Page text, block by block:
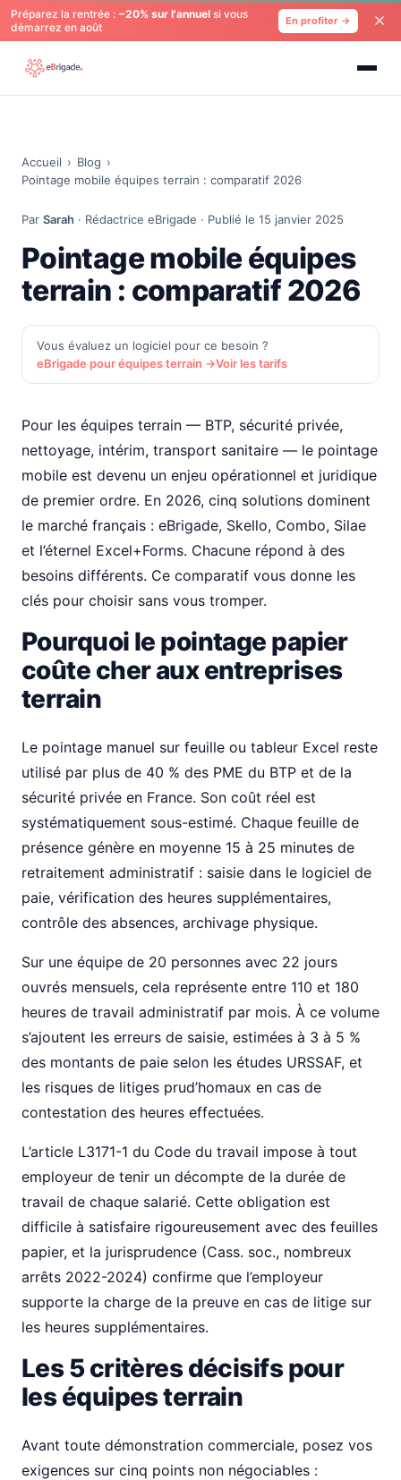
Préparez la rentrée : −20% sur l'annuel si vous
démarrez en août
En profiter →
Accueil › Blog ›
Pointage mobile équipes terrain : comparatif 2026
Par Sarah · Rédactrice eBrigade · Publié le 15 janvier 2025
Pointage mobile équipes
terrain : comparatif 2026
Vous évaluez un logiciel pour ce besoin ?
eBrigade pour équipes terrain →Voir les tarifs
Pour les équipes terrain — BTP, sécurité privée,
nettoyage, intérim, transport sanitaire — le pointage
mobile est devenu un enjeu opérationnel et juridique
de premier ordre. En 2026, cinq solutions dominent
le marché français : eBrigade, Skello, Combo, Silae
et l’éternel Excel+Forms. Chacune répond à des
besoins différents. Ce comparatif vous donne les
clés pour choisir sans vous tromper.
Pourquoi le pointage papier
coûte cher aux entreprises
terrain
Le pointage manuel sur feuille ou tableur Excel reste
utilisé par plus de 40 % des PME du BTP et de la
sécurité privée en France. Son coût réel est
systématiquement sous-estimé. Chaque feuille de
présence génère en moyenne 15 à 25 minutes de
retraitement administratif : saisie dans le logiciel de
paie, vérification des heures supplémentaires,
contrôle des absences, archivage physique.
Sur une équipe de 20 personnes avec 22 jours
ouvrés mensuels, cela représente entre 110 et 180
heures de travail administratif par mois. À ce volume
s’ajoutent les erreurs de saisie, estimées à 3 à 5 %
des montants de paie selon les études URSSAF, et
les risques de litiges prud’homaux en cas de
contestation des heures effectuées.
L’article L3171-1 du Code du travail impose à tout
employeur de tenir un décompte de la durée de
travail de chaque salarié. Cette obligation est
difficile à satisfaire rigoureusement avec des feuilles
papier, et la jurisprudence (Cass. soc., nombreux
arrêts 2022-2024) confirme que l’employeur
supporte la charge de la preuve en cas de litige sur
les heures supplémentaires.
Les 5 critères décisifs pour
les équipes terrain
Avant toute démonstration commerciale, posez vos
exigences sur cinq points non négociables :